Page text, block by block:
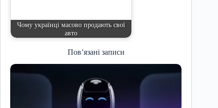
Чому українці масово продають свої
авто
Пов’язані записи